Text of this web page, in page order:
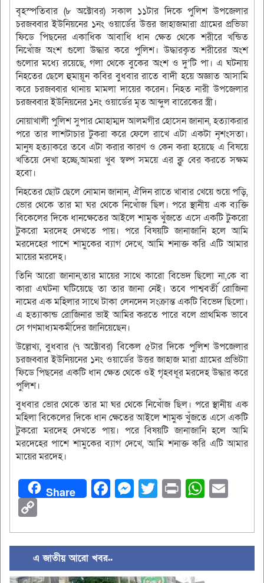
বৃহস্পতিবার (৮ অক্টোবর) সকাল ১১টার দিকে পুলিশ উপজেলার
চরজব্বার ইউনিয়নের ১নং ওয়ার্ডের উত্তর জাহাজমারা গ্রামের প্রভিডা
ফিডে পিছনের একাধিক আবাধি ধান ক্ষেত থেকে শরীরে খন্ডিত
নিখোঁজ অংশ গুলো উদ্ধার করে পুলিশ। উদ্ধারকৃত শরীরের অংশ
গুলোর মধ্যে রয়েছে, গলা থেকে বুকের অংশ ও দু’টি পা। এ ঘটনায়
নিহতের ছেলে হুমায়ূন কবির বুধবার রাতে বাদী হয়ে অজ্ঞাত আসামি
করে চরজব্বার থানায় মামলা দায়ের করেন। নিহত নারী উপজেলার
চরজব্বার ইউনিয়নের ১নং ওয়ার্ডের মৃত আব্দুল বারেকের স্ত্রী।
নোয়াখালী পুলিশ সুপার মোহাম্মদ আলমগীর হোসেন জানান, হত্যাকরার
পরে তার লাশটাচার টুকরা করে ফেলে রাখে এটা একটা নৃশংসতা।
মানুষ হত্যাকরে তবে এটা করার কারণ ও কেন করা হয়েছে এ বিষয়ে
খতিয়ে দেখা হচ্ছে,আমরা খুব স্বল্প সময়ে এর ক্লু বের করতে সক্ষম
হবো।
নিহতের ছোট ছেলে নোমান জানান, ঐদিন রাতে খাবার খেয়ে শুয়ে পড়ি,
ভোর থেকে তার মা ঘর থেকে নিখোঁজ ছিল। পরে স্থানীয় এক ব্যক্তি
বিকেলের দিকে ধানক্ষেতের আইলে শামুক খুঁজতে এসে একটি টুকরো
টুকরো মরদেহ দেখতে পায়। পরে বিষয়টি জানাজানি হলে আমি
মরদেহের পাশে শামুকের ব্যাগ দেখে, আমি শনাক্ত করি এটি আমার
মায়ের মরদেহ।
তিনি আরো জানান,তার মায়ের সাথে কারো বিভেদ ছিলো না,কে বা
কারা এঘটনা ঘটিয়েছে তা তার জানা নেই। তবে পাশ্ববর্তী রোজিনা
নামের এক মহিলার সাথে টাকা লেনদেন সংক্রান্ত একটি বিভেদ ছিলো।
এ হত্যাকান্ড রোজিনার ভাই আমির করতে পারে বলে প্রাথমিক ভাবে
সে গণমাধ্যমকর্মীদের জানিয়েছেন।
উল্লেখ্য, বুধবার (৭ অক্টোবর) বিকেল ৫টার দিকে পুলিশ উপজেলার
চরজব্বার ইউনিয়নের ১নং ওয়ার্ডের উত্তর জাহাজ মারা গ্রামের প্রভিটাা
ফিডে পিছনের একটি ধান ক্ষেত থেকে ওই গৃহবধূর মরদেহ উদ্ধার করে
পুলিশ।
বুধবার ভোর থেকে তার মা ঘর থেকে নিখোঁজ ছিল। পরে স্থানীয় এক
মহিলা বিকেলের দিকে ধান ক্ষেতের আইলে শামুক খুঁজতে এসে একটি
টুকরো মরদেহ দেখতে পায়। পরে বিষয়টি জানাজানি হলে আমি
মরদেহের পাশে শামুকের ব্যাগ দেখে, আমি শনাক্ত করি এটি আমার
মায়ের মরদেহ।
Share Facebook
Messenger
Twitter
Print
Link
এ জাতীয় আরো খবর..